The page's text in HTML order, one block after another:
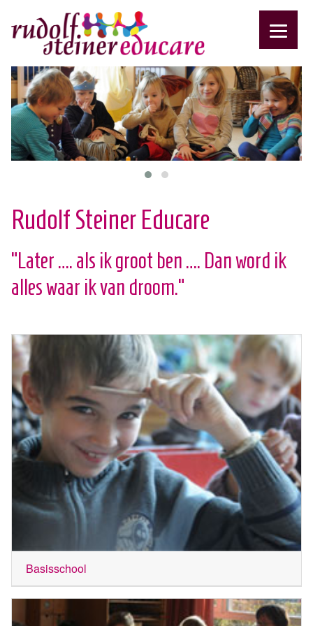
Rudolf Steiner Educare
“Later …. als ik groot ben …. Dan word ik
alles waar ik van droom.”
Basisschool